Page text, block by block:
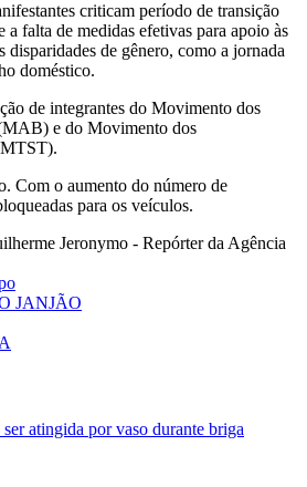
criticam período de transição
a falta de medidas efetivas para apoio às
disparidades de gênero, como a jornada
doméstico.
de integrantes do Movimento dos
e do Movimento dos
Com o aumento do número de
para os veículos.
Jeronymo - Repórter da Agência